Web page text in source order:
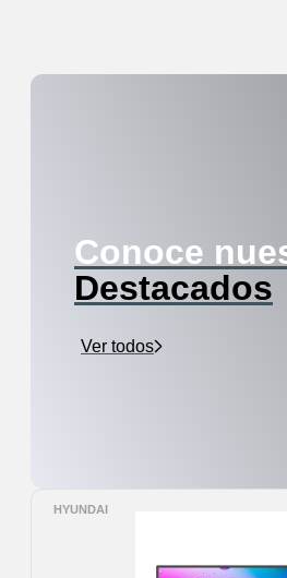
Conoce
Destacados
Ver todos
HYUNDAI